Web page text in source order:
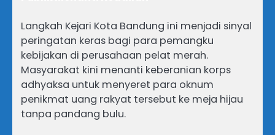
Langkah Kejari Kota Bandung ini menjadi sinyal
peringatan keras bagi para pemangku
kebijakan di perusahaan pelat merah.
Masyarakat kini menanti keberanian korps
adhyaksa untuk menyeret para oknum
penikmat uang rakyat tersebut ke meja hijau
tanpa pandang bulu.